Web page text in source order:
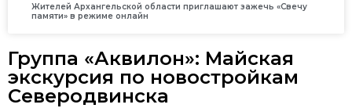
Жителей Архангельской области приглашают зажечь «Свечу
памяти» в режиме онлайн
Группа «Аквилон»: Майская
экскурсия по новостройкам
Северодвинска